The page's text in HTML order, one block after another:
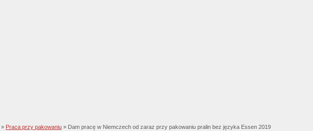
» Praca przy pakowaniu » Dam pracę w Niemczech od zaraz przy pakowaniu pralin bez języka Essen 2019